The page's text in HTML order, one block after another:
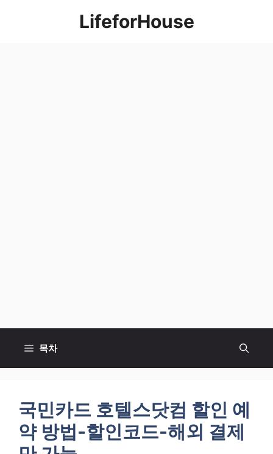
LifeforHouse
목차
국민카드 호텔스닷컴 할인 예
약 방법-할인코드-해외 결제